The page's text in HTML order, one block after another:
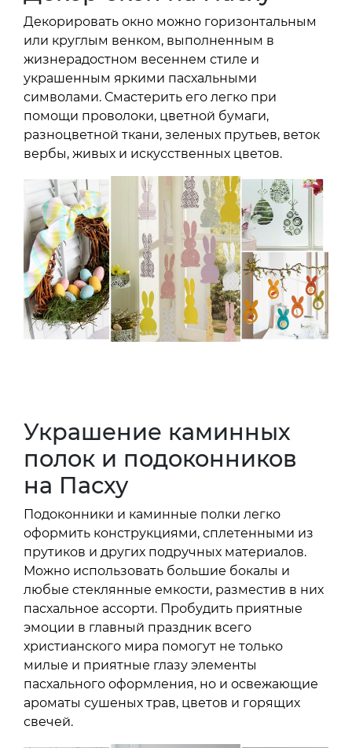
Декорировать окно можно горизонтальным
или круглым венком, выполненным в
жизнерадостном весеннем стиле и
украшенным яркими пасхальными
символами. Смастерить его легко при
помощи проволоки, цветной бумаги,
разноцветной ткани, зеленых прутьев, веток
вербы, живых и искусственных цветов.
Украшение каминных
полок и подоконников
на Пасху
Подоконники и каминные полки легко
оформить конструкциями, сплетенными из
прутиков и других подручных материалов.
Можно использовать большие бокалы и
любые стеклянные емкости, разместив в них
пасхальное ассорти. Пробудить приятные
эмоции в главный праздник всего
христианского мира помогут не только
милые и приятные глазу элементы
пасхального оформления, но и освежающие
ароматы сушеных трав, цветов и горящих
свечей.